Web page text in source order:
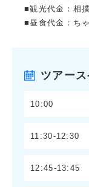
■観光代金：相
■昼食代金： ち
ツアー
10:00
11:30-12:30
12:45-13:45